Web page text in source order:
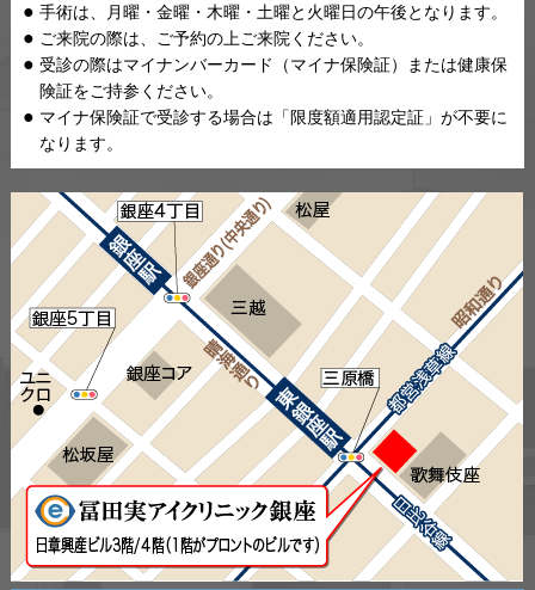
手術は、月曜・金曜・木曜・土曜と火曜日の午後となります。
ご来院の際は、ご予約の上ご来院ください。
受診の際はマイナンバーカード（マイナ保険証）または健康保
険証をご持参ください。
マイナ保険証で受診する場合は「限度額適用認定証」が不要に
なります。